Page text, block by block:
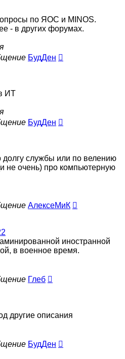
по ЯОС и MINOS.
- в других форумах.
БудДен
ИТ
БудДен
долгу службы или по велению
не очень) про компьютерную
АлексеМиК
иностранной
в военное время.
Глеб
другие описания
БудДен